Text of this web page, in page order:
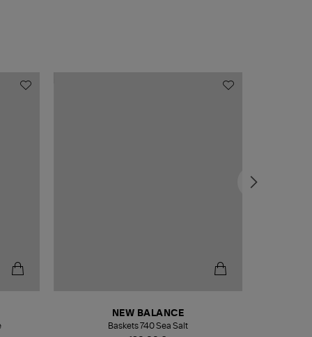
NEW BALANCE
Baskets 740 Sea Salt